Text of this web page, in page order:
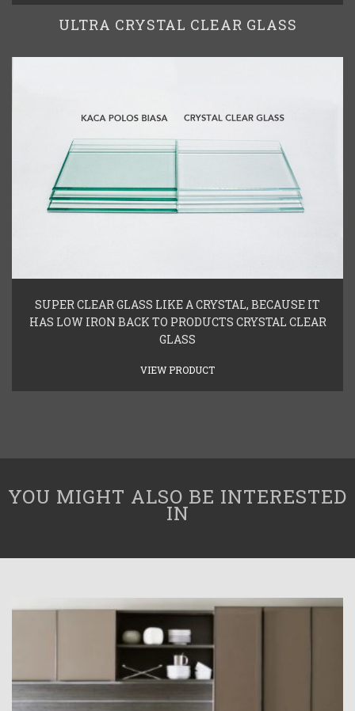
ULTRA CRYSTAL CLEAR GLASS
SUPER CLEAR GLASS LIKE A CRYSTAL, BECAUSE IT
HAS LOW IRON BACK TO PRODUCTS CRYSTAL CLEAR
GLASS
VIEW PRODUCT
YOU MIGHT ALSO BE INTERESTED
IN